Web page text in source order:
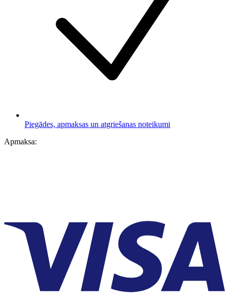
Piegādes, apmaksas un atgriešanas noteikumi
Apmaksa: